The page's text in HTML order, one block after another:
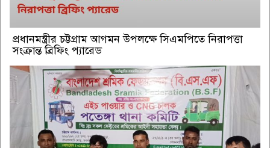
প্রধানমন্ত্রীর চট্টগ্রাম আগমন উপলক্ষে সিএমপিতে নিরাপত্তা
সংক্রান্ত ব্রিফিং প্যারেড